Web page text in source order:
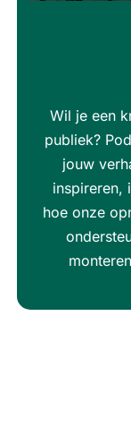
Wil je een
publiek?
jouw
inspireren,
hoe onze